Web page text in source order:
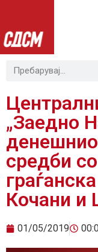
„Заедно
средби
Кочани и
01/05/2019